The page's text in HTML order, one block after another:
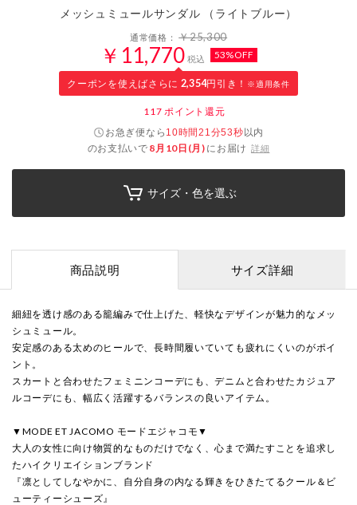
メッシュミュールサンダル （ライトブルー）
通常価格：￥25,300
￥11,770 税込 53%OFF
クーポンを使えばさらに 2,354円引き！ ※適用条件
117 ポイント還元
お急ぎ便なら 10時間21分53秒以内
のお支払いで 8月10日(月) にお届け 詳細
サイズ・色を選ぶ
商品説明 サイズ詳細
細紐を透け感のある籠編みで仕上げた、軽快なデザインが魅力的なメッ
シュミュール。
安定感のある太めのヒールで、長時間履いていても疲れにくいのがポイ
ント。
スカートと合わせたフェミニンコーデにも、デニムと合わせたカジュア
ルコーデにも、幅広く活躍するバランスの良いアイテム。
▼MODE ET JACOMO モードエジャコモ▼
大人の女性に向け物質的なものだけでなく、心まで満たすことを追求し
たハイクリエイションブランド
『凛としてしなやかに、自分自身の内なる輝きをひきたてるクール＆ビ
ューティーシューズ』